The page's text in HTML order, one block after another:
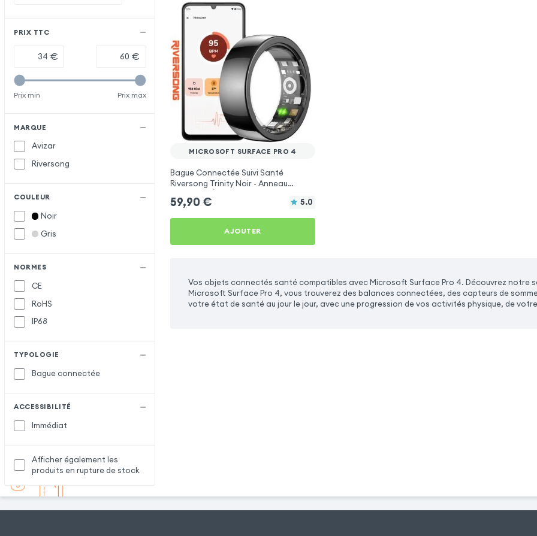
PRIX TTC
€ €
Prix min Prix max
MARQUE
Avizar
Riversong
COULEUR
Noir
Gris
NORMES
CE
RoHS
IP68
TYPOLOGIE
Bague connectée
ACCESSIBILITÉ
Immédiat
Afficher également les
produits en rupture de stock
MICROSOFT SURFACE PRO 4
Bague Connectée Suivi Santé
Riversong Trinity Noir - Anneau
59,90 € 5.0
AJOUTER
Vos objets connectés santé compatibles avec Microsoft Surface Pro 4. Découvrez
Microsoft Surface Pro 4, vous trouverez des balances connectées, des capteurs de
votre état de santé au jour le jour, avec une progression de vos activités physique, de